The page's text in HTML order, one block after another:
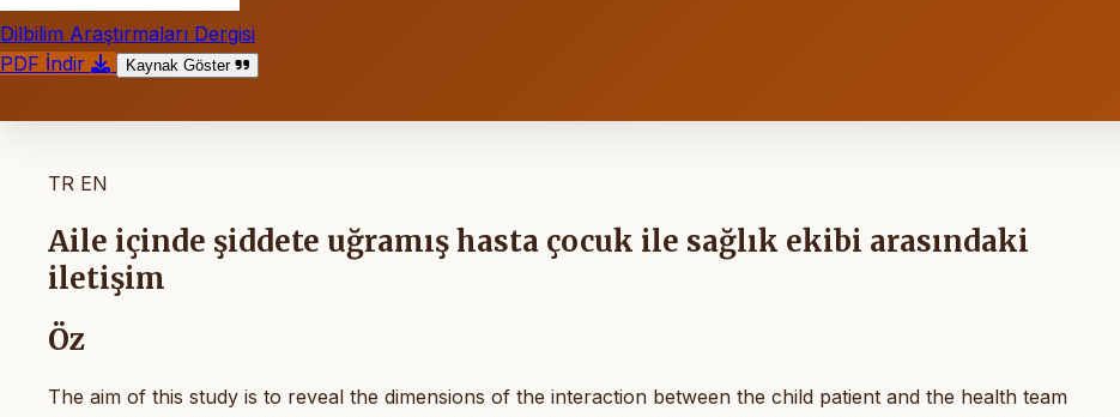
Dilbilim Araştırmaları Dergisi
PDF İndir
Kaynak Göster
TR EN
Aile içinde şiddete uğramış hasta çocuk ile sağlık ekibi arasındaki
iletişim
Öz
The aim of this study is to reveal the dimensions of the interaction between the child patient and the health team